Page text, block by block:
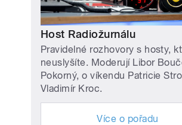
Host Radiožurnálu
Pravidelné rozhovory s hosty,
neuslyšíte. Moderují Libor
Pokorný, o víkendu Patricie
Vladimír Kroc.
Více o pořadu